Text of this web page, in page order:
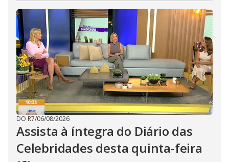
DO R7/06/08/2026
Assista à íntegra do Diário das
Celebridades desta quinta-feira